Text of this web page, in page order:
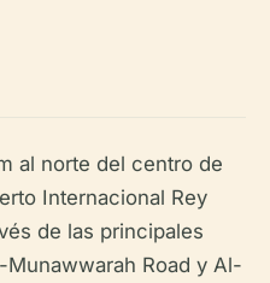
al norte del centro de
Internacional Rey
de las principales
Road y Al-